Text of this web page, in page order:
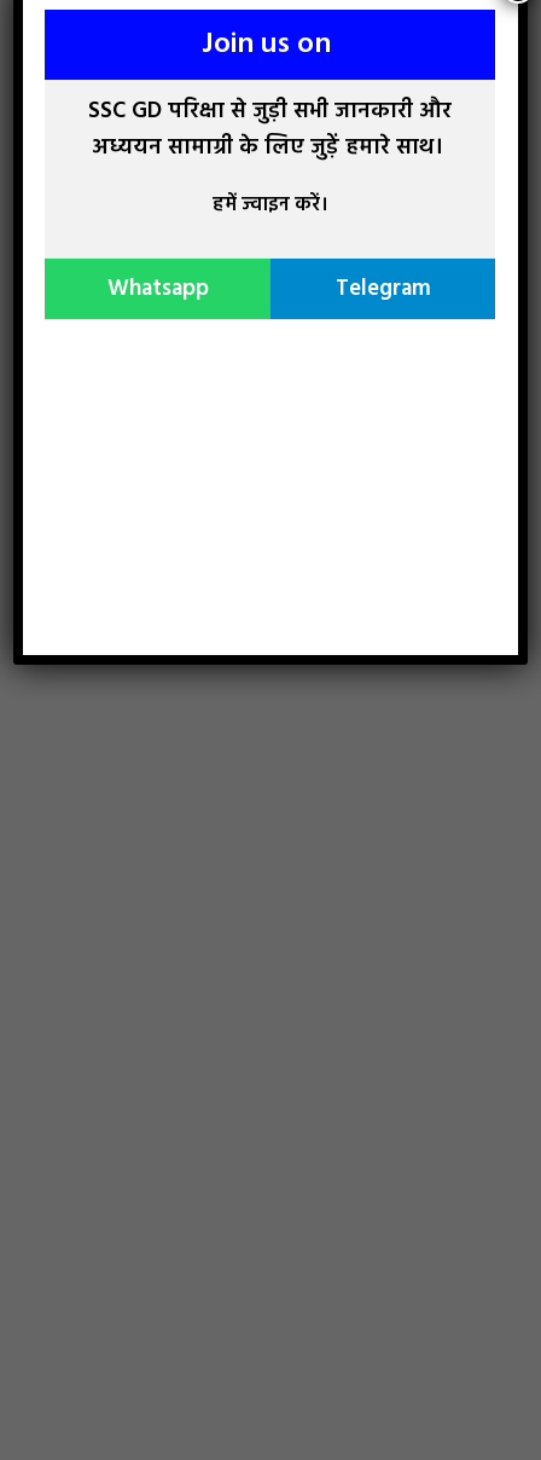
Join us on
SSC GD परिक्षा से जुड़ी सभी जानकारी और
अध्ययन सामाग्री के लिए जुड़ें हमारे साथ।
हमें ज्वाइन करें।
Whatsapp Telegram